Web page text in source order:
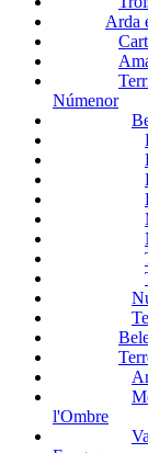
Arda
Númenor
l'Ombre